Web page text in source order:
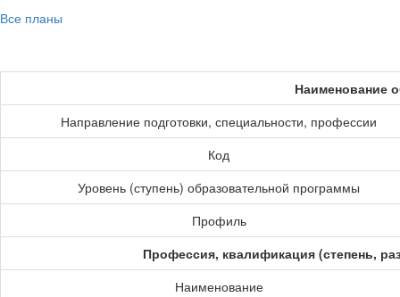
Все планы
Наименование
Направление подготовки, специальности, профессии
Код
Уровень (ступень) образовательной программы
Профиль
Профессия, квалификация (степень,
Наименование